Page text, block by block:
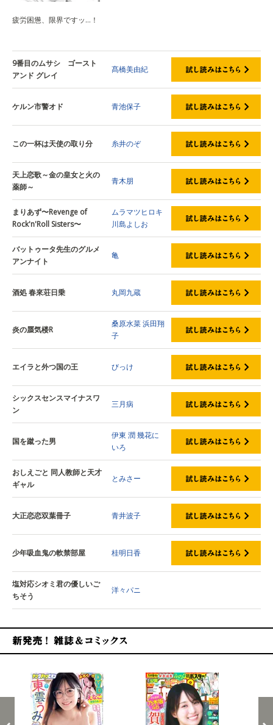
疲労困憊、限界ですッ…！
9番目のムサシ ゴースト
アンド グレイ
髙橋美由紀
ケルン市警オド 青池保子
この一杯は天使の取り分 糸井のぞ
天上恋歌～金の皇女と火の
薬師～
青木朋
まりあず〜Revenge of
Rock'n'Roll Sisters〜
ムラマツヒロキ
川島よしお
バットゥータ先生のグルメ
アンナイト
亀
酒処 春來荘日乗 丸岡九蔵
炎の蜃気楼R
桑原水菜浜田翔
子
エイラと外つ国の王 びっけ
シックスセンスマイナスワ
ン
三月病
国を蹴った男
伊東 潤幾花に
いろ
おしえごと 同人教師と天才
ギャル
とみさー
大正恋恋双葉冊子 青井波子
少年吸血鬼の軟禁部屋 桂明日香
塩対応シオミ君の優しいご
ちそう
洋々パニ